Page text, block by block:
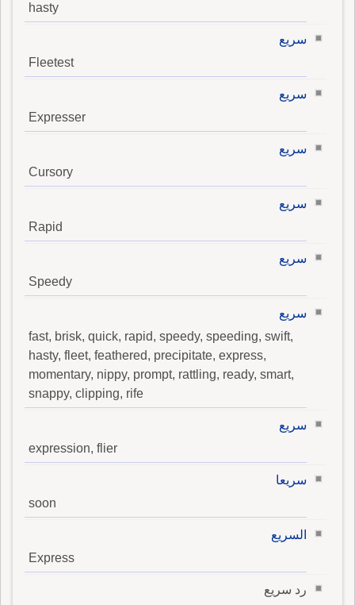
hasty
سريع
Fleetest
سريع
Expresser
سريع
Cursory
سريع
Rapid
سريع
Speedy
سريع
fast, brisk, quick, rapid, speedy, speeding, swift,
hasty, fleet, feathered, precipitate, express,
momentary, nippy, prompt, rattling, ready, smart,
snappy, clipping, rife
سريع
expression, flier
سريعا
soon
السريع
Express
رد سريع